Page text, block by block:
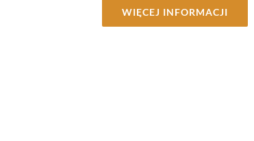
WIĘCEJ INFORMACJI